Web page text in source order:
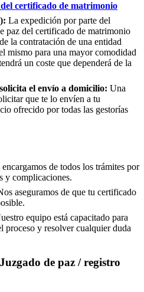
certificado de matrimonio
La expedición por parte del
paz del certificado de matrimonio
la contratación de una entidad
mismo para una mayor comodidad
un coste que dependerá de la
el envío a domicilio: Una
que te lo envíen a tu
ofrecido por todas las gestorías
de todos los trámites por
y complicaciones.
aseguramos de que tu certificado
equipo está capacitado para
proceso y resolver cualquier duda
de paz / registro